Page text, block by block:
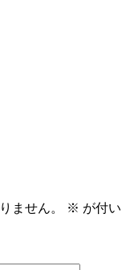
ません。 ※ が付い